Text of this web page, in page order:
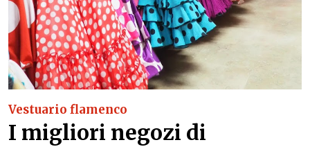
Vestuario flamenco
I migliori negozi di